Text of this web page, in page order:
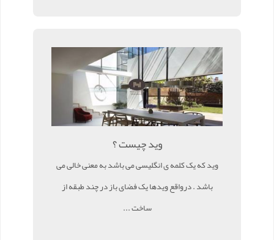
وید چیست ؟
وید که یک کلمه ی انگلیسی می باشد به معنی خالی می
باشد . درواقع ویدها یک فضای باز در چند طبقه از
ساخت ...